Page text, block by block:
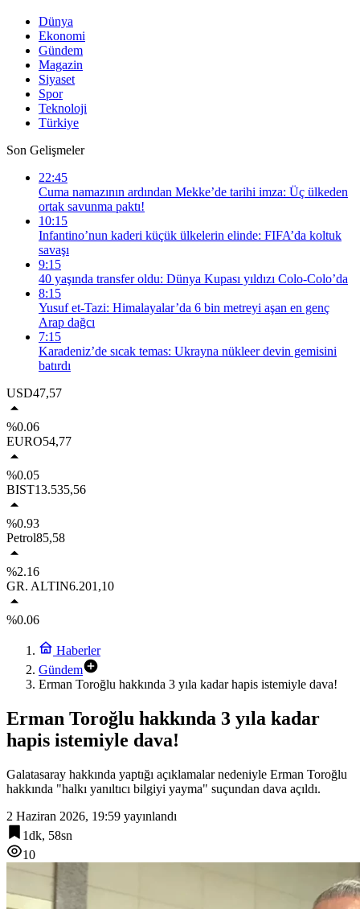
Dünya
Ekonomi
Gündem
Magazin
Siyaset
Spor
Teknoloji
Türkiye
Son Gelişmeler
22:45
Cuma namazının ardından Mekke’de tarihi imza: Üç ülkeden
ortak savunma paktı!
10:15
Infantino’nun kaderi küçük ülkelerin elinde: FIFA’da koltuk
savaşı
9:15
40 yaşında transfer oldu: Dünya Kupası yıldızı Colo-Colo’da
8:15
Yusuf et-Tazi: Himalayalar’da 6 bin metreyi aşan en genç
Arap dağcı
7:15
Karadeniz’de sıcak temas: Ukrayna nükleer devin gemisini
batırdı
USD47,57
%0.06
EURO54,77
%0.05
BIST13.535,56
%0.93
Petrol85,58
%2.16
GR. ALTIN6.201,10
%0.06
Haberler
Gündem
Erman Toroğlu hakkında 3 yıla kadar hapis istemiyle dava!
Erman Toroğlu hakkında 3 yıla kadar
hapis istemiyle dava!
Galatasaray hakkında yaptığı açıklamalar nedeniyle Erman Toroğlu
hakkında "halkı yanıltıcı bilgiyi yayma" suçundan dava açıldı.
2 Haziran 2026, 19:59 yayınlandı
1dk, 58sn
10